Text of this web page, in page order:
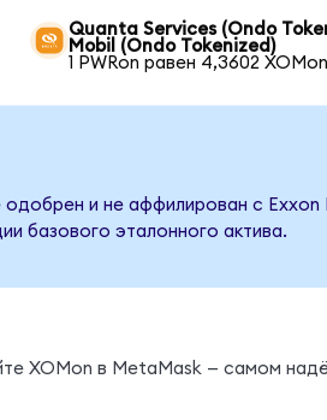
Quanta Services (Ondo
Mobil (Ondo Tokenized)
1 PWRon равен 4,3602 XOMon
и не аффилирован с
базового эталонного актива.
XOMon в MetaMask — самом